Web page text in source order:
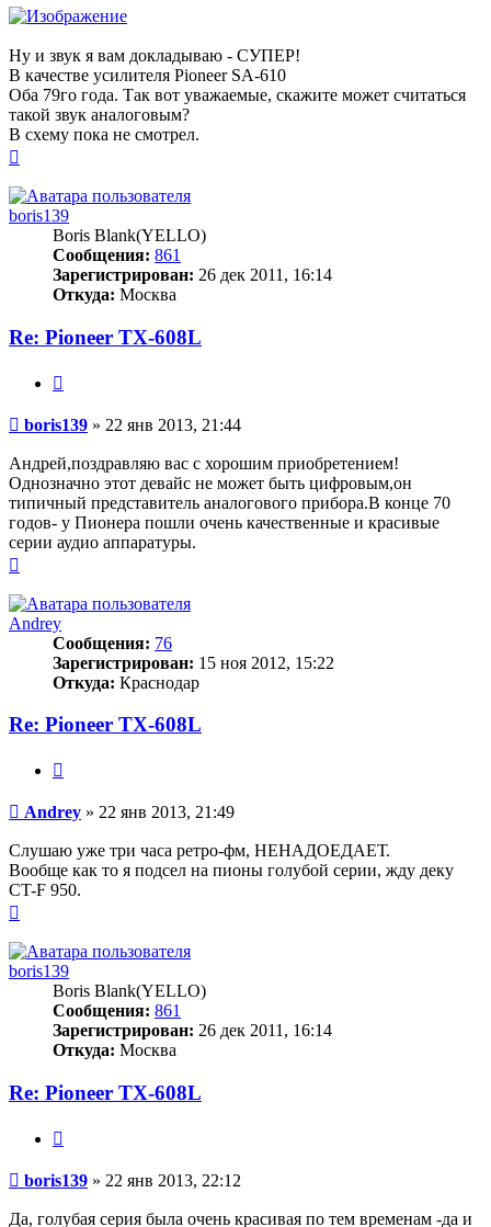
Ну и звук я вам докладываю - СУПЕР!
В качестве усилителя Pioneer SA-610
Оба 79го года. Так вот уважаемые, скажите может считаться
такой звук аналоговым?
В схему пока не смотрел.
началу
boris139
Boris Blank(YELLO)
Сообщения: 861
Зарегистрирован: 26 дек 2011, 16:14
Откуда: Москва
Re: Pioneer TX-608L
Сообщение
boris139 » 22 янв 2013, 21:44
Андрей,поздравляю вас с хорошим приобретением!
Однозначно этот девайс не может быть цифровым,он
типичный представитель аналогового прибора.В конце 70
годов- у Пионера пошли очень качественные и красивые
серии аудио аппаратуры.
началу
Andrey
Сообщения: 76
Зарегистрирован: 15 ноя 2012, 15:22
Откуда: Краснодар
Re: Pioneer TX-608L
Сообщение
Andrey » 22 янв 2013, 21:49
Слушаю уже три часа ретро-фм, НЕНАДОЕДАЕТ.
Вообще как то я подсел на пионы голубой серии, жду деку
CT-F 950.
началу
boris139
Boris Blank(YELLO)
Сообщения: 861
Зарегистрирован: 26 дек 2011, 16:14
Откуда: Москва
Re: Pioneer TX-608L
Сообщение
boris139 » 22 янв 2013, 22:12
Да, голубая серия была очень красивая по тем временам -да и